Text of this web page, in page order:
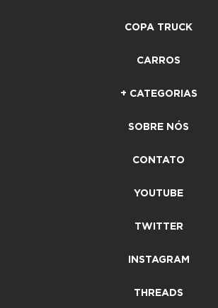
COPA TRUCK
CARROS
+ CATEGORIAS
SOBRE NÓS
CONTATO
YOUTUBE
TWITTER
INSTAGRAM
THREADS